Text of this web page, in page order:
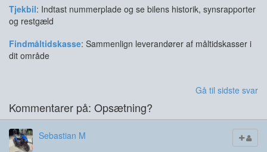
Tjekbil: Indtast nummerplade og se bilens historik, synsrapporter
og restgæld
Findmåltidskasse: Sammenlign leverandører af måltidskasser i
dit område
Gå til sidste svar
Kommentarer på: Opsætning?
Sebastian M